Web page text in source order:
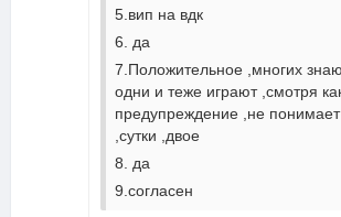
5.вип на вдк
6. да
7.Положительное ,многих
одни и теже играют ,смотря
предупреждение ,не
,сутки ,двое
8. да
9.согласен